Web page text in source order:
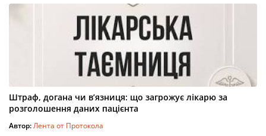
Штраф, догана чи в’язниця: що загрожує лікарю за
розголошення даних пацієнта
Автор:Лента от Протокола